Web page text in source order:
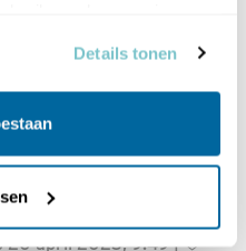
Details tonen
20 april 2023, 9:49 |